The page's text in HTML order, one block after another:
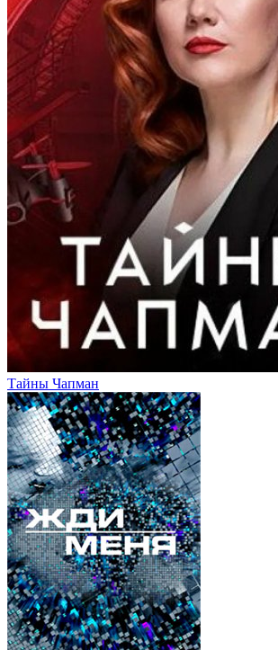
Тайны Чапман